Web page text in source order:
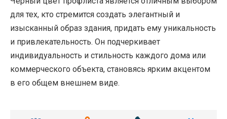
для тех, кто стремится создать элегантный и
изысканный образ здания, придать ему уникальность
и привлекательность. Он подчеркивает
индивидуальность и стильность каждого дома или
коммерческого объекта, становясь ярким акцентом
в его общем внешнем виде.